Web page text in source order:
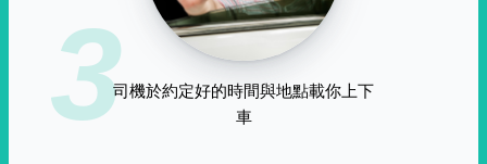
3司機於約定好的時間與地點載你上下
車